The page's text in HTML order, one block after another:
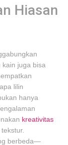
Hiasan
juga bisa
lilin
hanya
kreativitas
berbeda—